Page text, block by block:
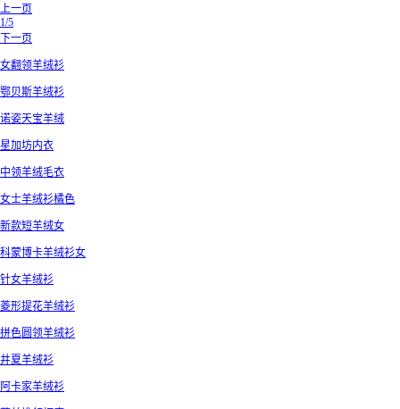
上一页
1/5
下一页
女翻领羊绒衫
鄂贝斯羊绒衫
诺姿天宝羊绒
星加坊内衣
中领羊绒毛衣
女士羊绒衫橘色
新款短羊绒女
科蒙博卡羊绒衫女
针女羊绒衫
菱形提花羊绒衫
拼色圆领羊绒衫
井夏羊绒衫
阿卡家羊绒衫